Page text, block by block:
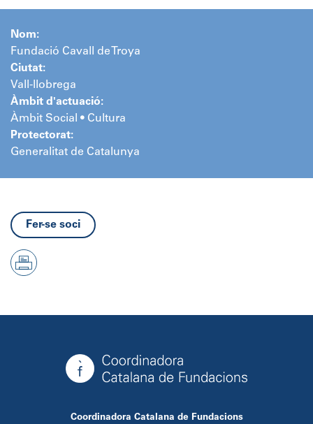
Nom:
Fundació Cavall de Troya
Ciutat:
Vall-llobrega
Àmbit d'actuació:
Àmbit Social • Cultura
Protectorat:
Generalitat de Catalunya
Fer-se soci
Coordinadora Catalana de Fundacions